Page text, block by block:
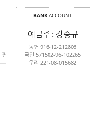
BANK ACCOUNT
예금주 : 강승규
농협 916-12-212806
국민 571502-96-102265
우리 221-08-015682
판매순위 | 많이 본 상품